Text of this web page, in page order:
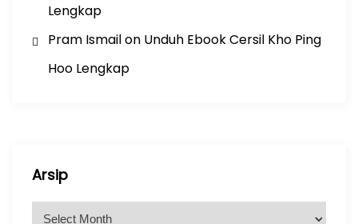
Lengkap
Pram Ismailon Unduh Ebook Cersil Kho Ping
Hoo Lengkap
Arsip